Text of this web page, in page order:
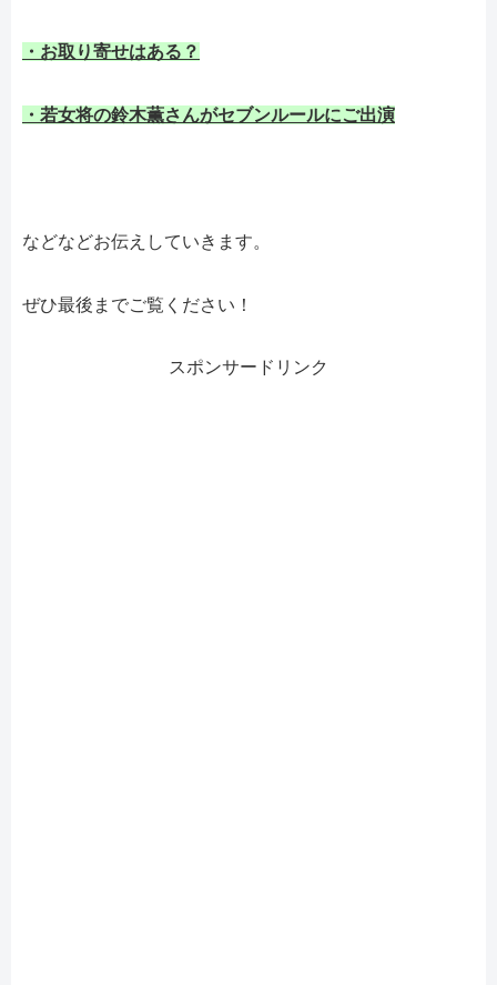
・お取り寄せはある？
・若女将の鈴木薫さんがセブンルールにご出演
などなどお伝えしていきます。
ぜひ最後までご覧ください！
スポンサードリンク